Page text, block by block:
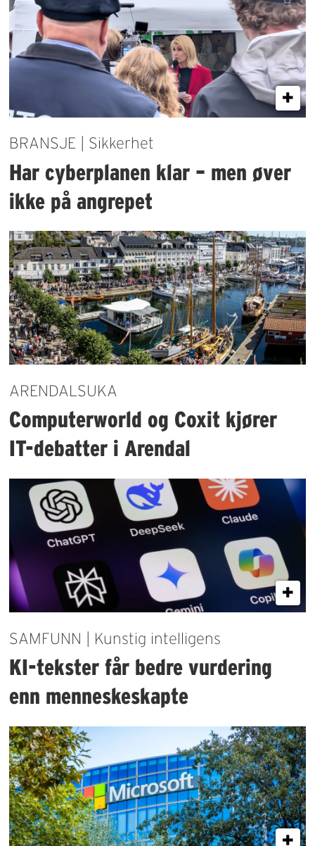
BRANSJE | Sikkerhet
Har cyberplanen klar – men øver
ikke på angrepet
ARENDALSUKA
Computerworld og Coxit kjører
IT-debatter i Arendal
SAMFUNN | Kunstig intelligens
KI-tekster får bedre vurdering
enn menneskeskapte